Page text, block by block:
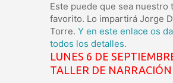
Este puede que sea nuestro
favorito. Lo impartirá Jorge
Torre. Y en este enlace os
todos los detalles.
LUNES 6 DE
TALLER DE